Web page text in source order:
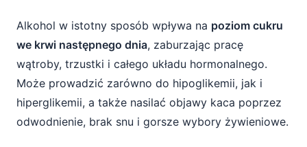
Alkohol w istotny sposób wpływa na poziom cukru
we krwi następnego dnia, zaburzając pracę
wątroby, trzustki i całego układu hormonalnego.
Może prowadzić zarówno do hipoglikemii, jak i
hiperglikemii, a także nasilać objawy kaca poprzez
odwodnienie, brak snu i gorsze wybory żywieniowe.